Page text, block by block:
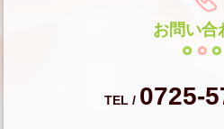
お問い合
TEL / 0725-